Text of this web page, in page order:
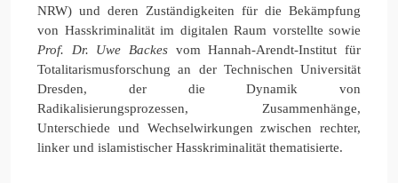
NRW) und deren Zuständigkeiten für die Bekämpfung
von Hasskriminalität im digitalen Raum vorstellte sowie
Prof. Dr. Uwe Backes vom Hannah-Arendt-Institut für
Totalitarismusforschung an der Technischen Universität
Dresden, der die Dynamik von
Radikalisierungsprozessen, Zusammenhänge,
Unterschiede und Wechselwirkungen zwischen rechter,
linker und islamistischer Hasskriminalität thematisierte.